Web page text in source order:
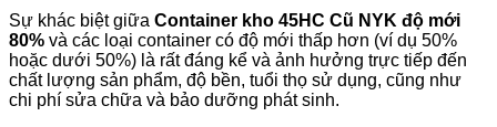
Sự khác biệt giữa Container kho 45HC Cũ NYK độ mới
80% và các loại container có độ mới thấp hơn (ví dụ 50%
hoặc dưới 50%) là rất đáng kể và ảnh hưởng trực tiếp đến
chất lượng sản phẩm, độ bền, tuổi thọ sử dụng, cũng như
chi phí sửa chữa và bảo dưỡng phát sinh.